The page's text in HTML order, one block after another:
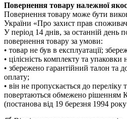
Повернення товару належної
Повернення товару може бути
України «Про захист прав
У період 14 днів, за останній
повернення товару за умови:
• товар не був в експлуатації;
• цілісність комплекту та
• збережено гарантійний талон та
оплату;
• він не пропускається до переліку
повертаються обмежено рішенням
(постанова від 19 березня 1994